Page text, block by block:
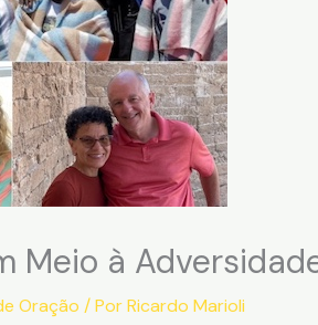
Meio à
Oração / PorRicardo Marioli